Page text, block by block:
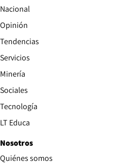
Nacional
Opinión
Tendencias
Servicios
Minería
Sociales
Tecnología
LT Educa
Nosotros
Quiénes somos